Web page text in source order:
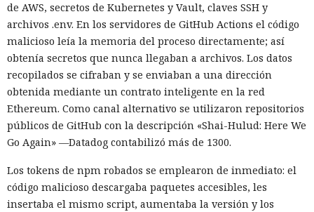
de AWS, secretos de Kubernetes y Vault, claves SSH y
archivos .env. En los servidores de GitHub Actions el código
malicioso leía la memoria del proceso directamente; así
obtenía secretos que nunca llegaban a archivos. Los datos
recopilados se cifraban y se enviaban a una dirección
obtenida mediante un contrato inteligente en la red
Ethereum. Como canal alternativo se utilizaron repositorios
públicos de GitHub con la descripción «Shai-Hulud: Here We
Go Again» —Datadog contabilizó más de 1300.
Los tokens de npm robados se emplearon de inmediato: el
código malicioso descargaba paquetes accesibles, les
insertaba el mismo script, aumentaba la versión y los